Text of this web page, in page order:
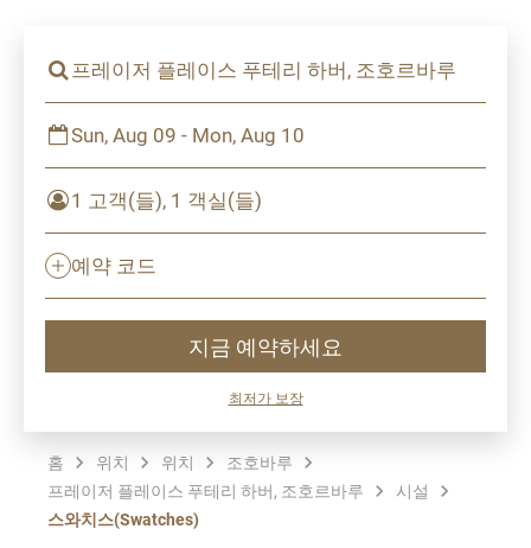
프레이저 플레이스 푸테리 하버, 조호르바루
Sun, Aug 09 - Mon, Aug 10
1 고객(들), 1 객실(들)
예약 코드
지금 예약하세요
최저가 보장
홈 위치 위치
조호바루
프레이저 플레이스 푸테리 하버, 조호르바루
시설
스와치스(Swatches)